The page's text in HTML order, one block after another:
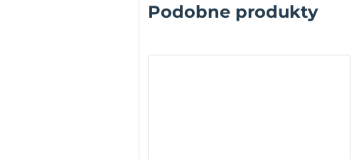
Podobne produkty